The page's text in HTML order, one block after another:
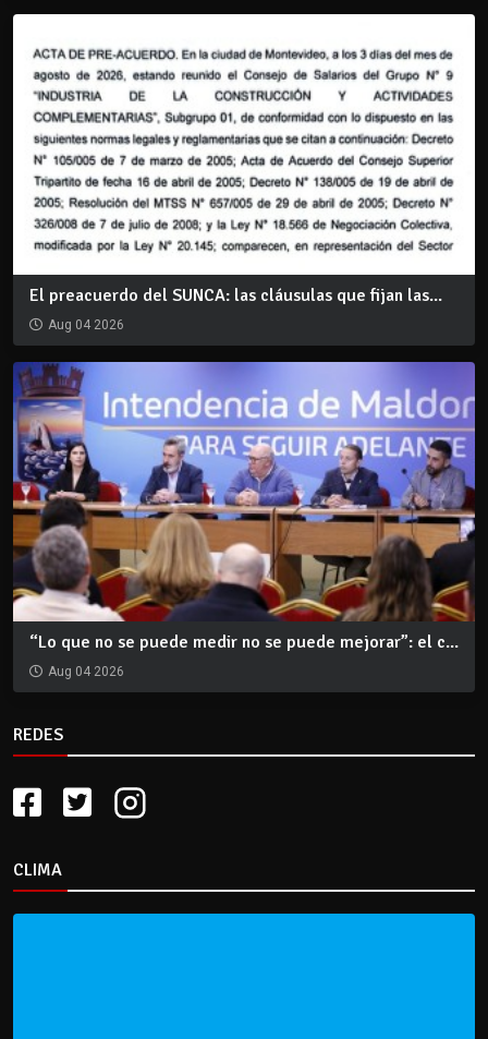
El preacuerdo del SUNCA: las cláusulas que fijan las...
Aug 04 2026
“Lo que no se puede medir no se puede mejorar”: el c...
Aug 04 2026
REDES
CLIMA